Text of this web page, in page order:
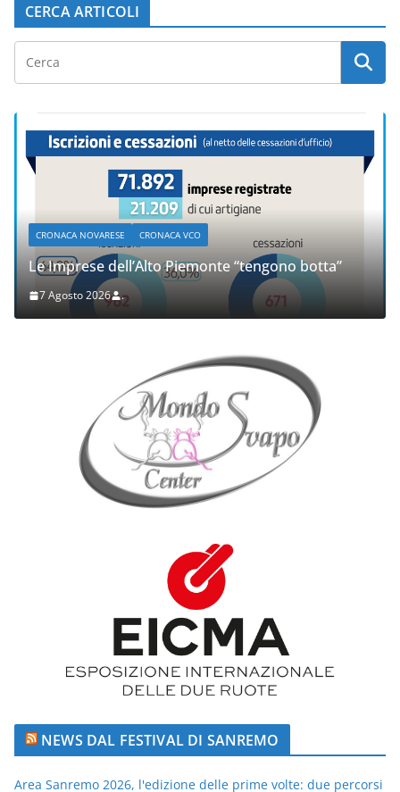
CERCA ARTICOLI
CRONACA NOVARESE CRONACA VCO
Le Imprese dell’Alto Piemonte “tengono botta”
7 Agosto 2026 .
NEWS DAL FESTIVAL DI SANREMO
Area Sanremo 2026, l'edizione delle prime volte: due percorsi